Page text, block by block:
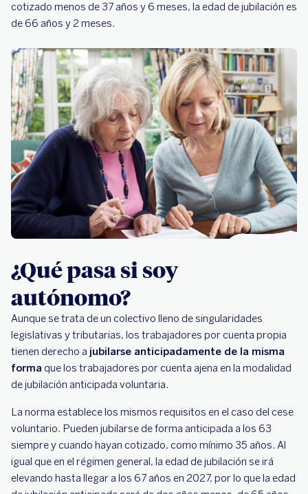
cotizado menos de 37 años y 6 meses, la edad de jubilación es
de 66 años y 2 meses.
¿Qué pasa si soy
autónomo?
Aunque se trata de un colectivo lleno de singularidades
legislativas y tributarias, los trabajadores por cuenta propia
tienen derecho a jubilarse anticipadamente de la misma
forma que los trabajadores por cuenta ajena en la modalidad
de jubilación anticipada voluntaria.
La norma establece los mismos requisitos en el caso del cese
voluntario. Pueden jubilarse de forma anticipada a los 63
siempre y cuando hayan cotizado, como mínimo 35 años. Al
igual que en el régimen general, la edad de jubilación se irá
elevando hasta llegar a los 67 años en 2027, por lo que la edad